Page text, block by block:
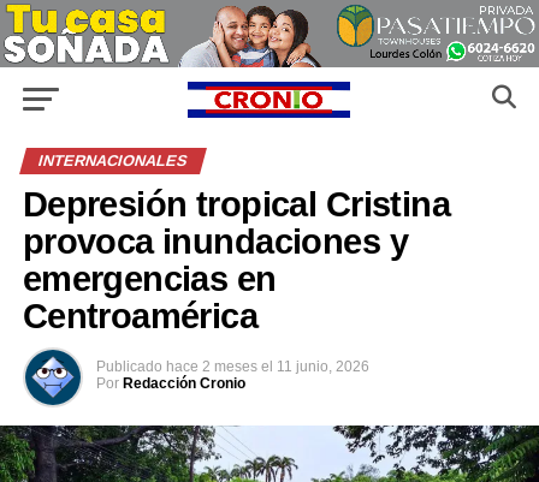
INTERNACIONALES
Depresión tropical Cristina
provoca inundaciones y
emergencias en
Centroamérica
Publicado hace 2 meses el 11 junio, 2026
Por Redacción Cronio